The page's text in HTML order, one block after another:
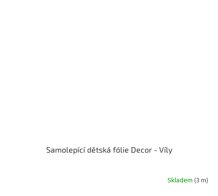
Samolepící dětská fólie Decor - Víly
Skladem (3 m)